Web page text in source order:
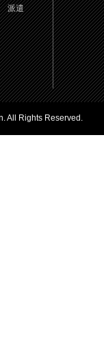
派遣
All Rights Reserved.